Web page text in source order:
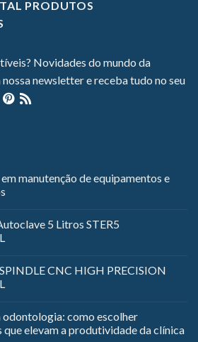
PRODUTOS
Novidades do mundo da
newsletter e receba tudo no seu
manutenção de equipamentos e
5 Litros STER5
CNC HIGH PRECISION
odontologia: como escolher
que elevam a produtividade da clínica